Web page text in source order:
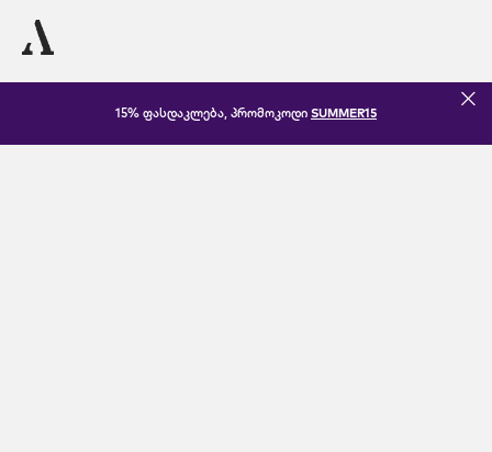
15% ფასდაკლება, პრომოკოდი SUMMER15